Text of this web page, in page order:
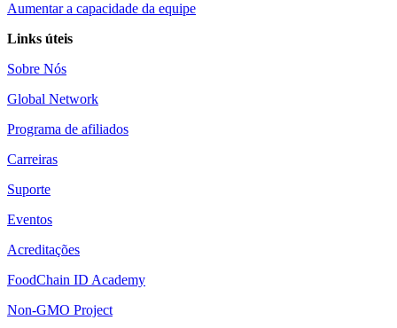
Aumentar a capacidade da equipe
Links úteis
Sobre Nós
Global Network
Programa de afiliados
Carreiras
Suporte
Eventos
Acreditações
FoodChain ID Academy
Non-GMO Project